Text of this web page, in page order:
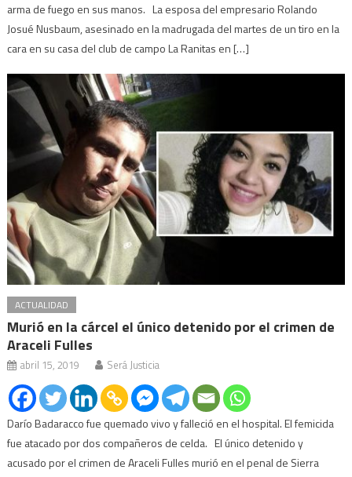
arma de fuego en sus manos. La esposa del empresario Rolando
Josué Nusbaum, asesinado en la madrugada del martes de un tiro en la
cara en su casa del club de campo La Ranitas en […]
ACTUALIDAD
Murió en la cárcel el único detenido por el crimen de
Araceli Fulles
abril 15, 2019 Será Justicia
Darío Badaracco fue quemado vivo y falleció en el hospital. El femicida
fue atacado por dos compañeros de celda. El único detenido y
acusado por el crimen de Araceli Fulles murió en el penal de Sierra